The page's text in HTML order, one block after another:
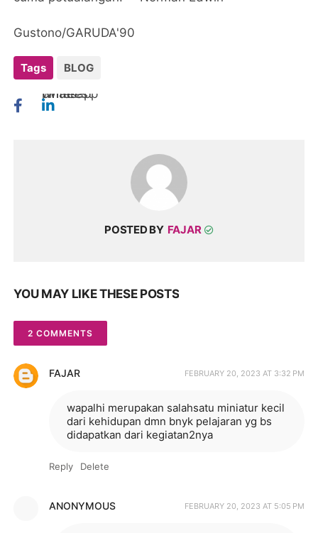
Gustono/GARUDA'90
Tags BLOG
twitter
whatsapp
pinterest
POSTED BY FAJAR
YOU MAY LIKE THESE POSTS
2 COMMENTS
FAJAR FEBRUARY 20, 2023 AT 3:32 PM
wapalhi merupakan salahsatu miniatur kecil
dari kehidupan dmn bnyk pelajaran yg bs
didapatkan dari kegiatan2nya
Reply Delete
ANONYMOUS FEBRUARY 20, 2023 AT 5:05 PM